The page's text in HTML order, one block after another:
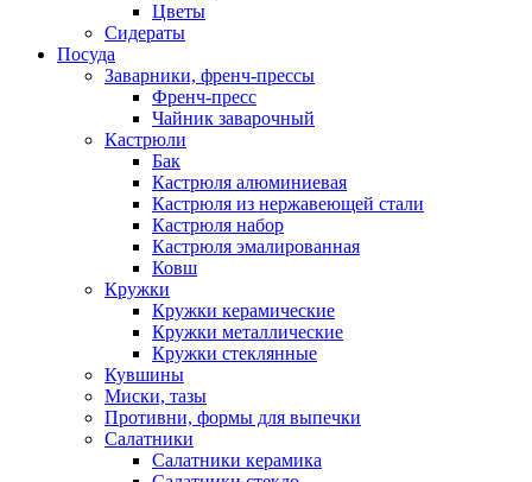
Цветы
Сидераты
Посуда
Заварники, френч-прессы
Френч-пресс
Чайник заварочный
Кастрюли
Бак
Кастрюля алюминиевая
Кастрюля из нержавеющей стали
Кастрюля набор
Кастрюля эмалированная
Ковш
Кружки
Кружки керамические
Кружки металлические
Кружки стеклянные
Кувшины
Миски, тазы
Противни, формы для выпечки
Салатники
Салатники керамика